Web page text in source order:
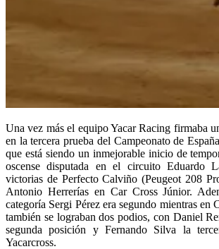
Una vez más el equipo Yacar Racing firmaba
en la tercera prueba del Campeonato de
que está siendo un inmejorable inicio de
oscense disputada en el circuito Eduardo
victorias de Perfecto Calviño (Peugeot 208
Antonio Herrerías en Car Cross Júnior.
categoría Sergi Pérez era segundo mientras en
también se lograban dos podios, con Daniel
segunda posición y Fernando Silva la
Yacarcross.